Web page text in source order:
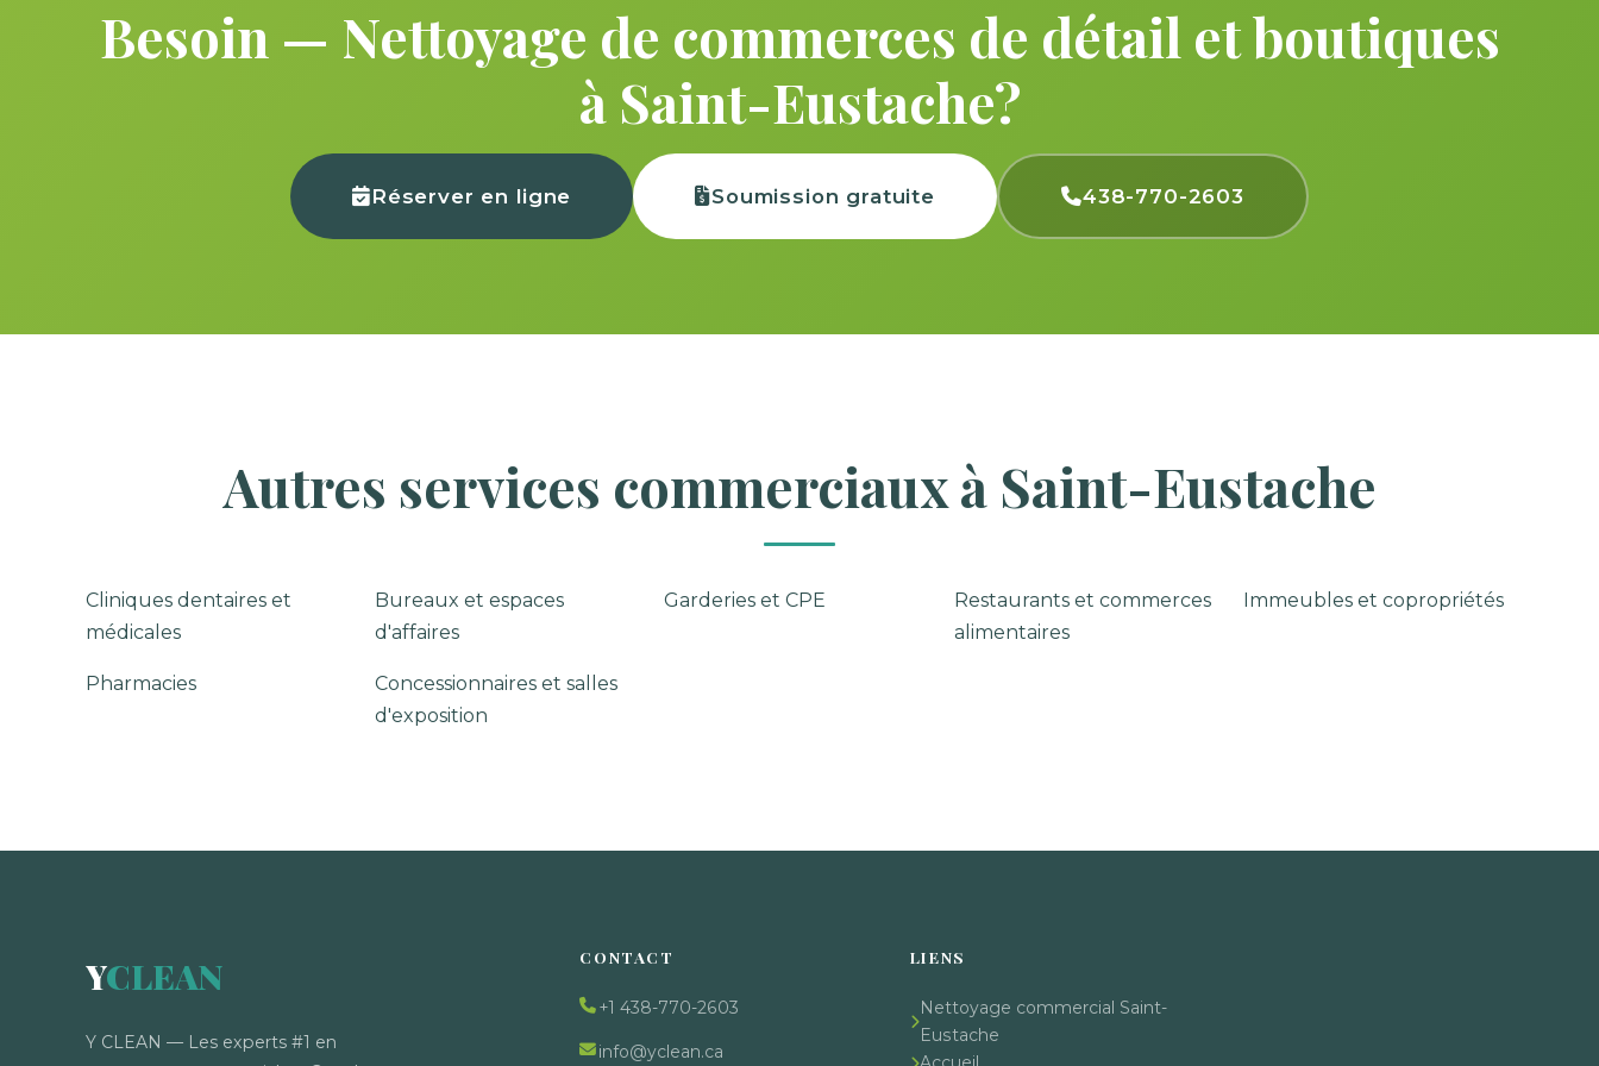
Besoin — Nettoyage de commerces de détail et boutiques
à Saint-Eustache?
Réserver en ligne Soumission gratuite 438-770-2603
Autres services commerciaux à Saint-Eustache
Cliniques dentaires et
médicales
Bureaux et espaces
d'affaires
Garderies et CPE
Restaurants et commerces
alimentaires
Immeubles et copropriétés
Pharmacies
Concessionnaires et salles
d'exposition
YCLEAN
Y CLEAN — Les experts #1 en
CONTACT
+1 438-770-2603
info@yclean.ca
LIENS
Nettoyage commercial Saint-
Eustache